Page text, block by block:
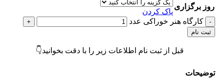
برگزاری
پاک کردن
کارگاه هنر خوراکی عدد
ثبت نام
قبل از ثبت نام اطلاعات زیر را با دقت بخوانید👇